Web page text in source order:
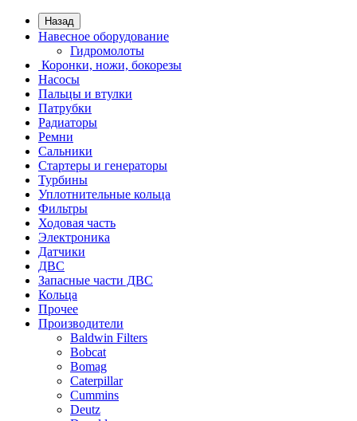
Назад
Навесное оборудование
Гидромолоты
Коронки, ножи, бокорезы
Насосы
Пальцы и втулки
Патрубки
Радиаторы
Ремни
Сальники
Стартеры и генераторы
Турбины
Уплотнительные кольца
Фильтры
Ходовая часть
Электроника
Датчики
ДВС
Запасные части ДВС
Кольца
Прочее
Производители
Baldwin Filters
Bobcat
Bomag
Caterpillar
Cummins
Deutz